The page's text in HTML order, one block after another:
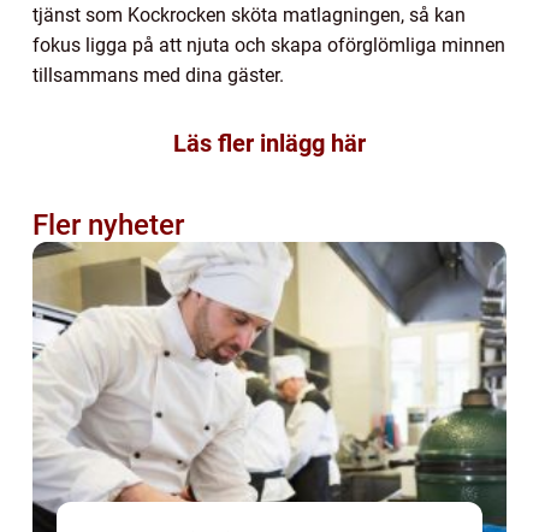
tjänst som Kockrocken sköta matlagningen, så kan
fokus ligga på att njuta och skapa oförglömliga minnen
tillsammans med dina gäster.
Läs fler inlägg här
Fler nyheter